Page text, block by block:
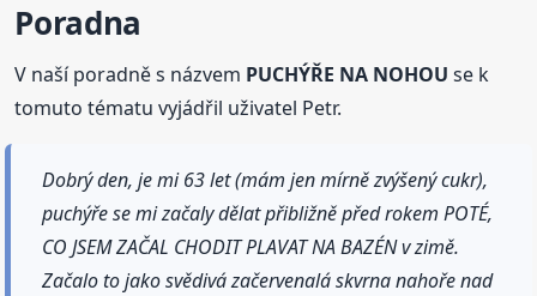
Poradna
V naší poradně s názvem PUCHÝŘE NA NOHOU se k
tomuto tématu vyjádřil uživatel Petr.
Dobrý den, je mi 63 let (mám jen mírně zvýšený cukr),
puchýře se mi začaly dělat přibližně před rokem POTÉ,
CO JSEM ZAČAL CHODIT PLAVAT NA BAZÉN v zimě.
Začalo to jako svědivá začervenalá skvrna nahoře nad